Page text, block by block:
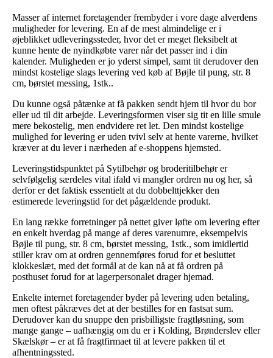
Masser af internet foretagender frembyder i vore dage alverdens
muligheder for levering. En af de mest almindelige er i
øjeblikket udleveringssteder, hvor det er meget fleksibelt at
kunne hente de nyindkøbte varer når det passer ind i din
kalender. Muligheden er jo yderst simpel, samt tit derudover den
mindst kostelige slags levering ved køb af Bøjle til pung, str. 8
cm, børstet messing, 1stk..
Du kunne også påtænke at få pakken sendt hjem til hvor du bor
eller ud til dit arbejde. Leveringsformen viser sig tit en lille smule
mere bekostelig, men endvidere ret let. Den mindst kostelige
mulighed for levering er uden tvivl selv at hente varerne, hvilket
kræver at du lever i nærheden af e-shoppens hjemsted.
Leveringstidspunktet på Sytilbehør og broderitilbehør er
selvfølgelig særdeles vital ifald vi mangler ordren nu og her, så
derfor er det faktisk essentielt at du dobbelttjekker den
estimerede leveringstid for det pågældende produkt.
En lang række forretninger på nettet giver løfte om levering efter
en enkelt hverdag på mange af deres varenumre, eksempelvis
Bøjle til pung, str. 8 cm, børstet messing, 1stk., som imidlertid
stiller krav om at ordren gennemføres forud for et besluttet
klokkeslæt, med det formål at de kan nå at få ordren på
posthuset forud for at lagerpersonalet drager hjemad.
Enkelte internet foretagender byder på levering uden betaling,
men oftest påkræves det at der bestilles for en fastsat sum.
Derudover kan du snuppe den prisbilligste fragtløsning, som
mange gange – uafhængig om du er i Kolding, Brønderslev eller
Skælskør – er at få fragtfirmaet til at levere pakken til et
afhentningssted.